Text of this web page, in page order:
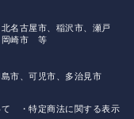
名古屋市、稲沢市、瀬戸
岡崎市 等
島市、可児市、多治見市
・特定商法に関する表示